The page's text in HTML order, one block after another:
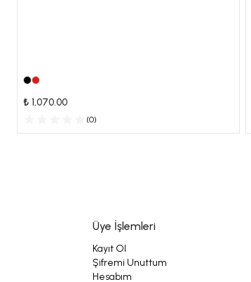
₺ 1,070.00
(0)
Üye İşlemleri
Kayıt Ol
Şifremi Unuttum
Hesabım